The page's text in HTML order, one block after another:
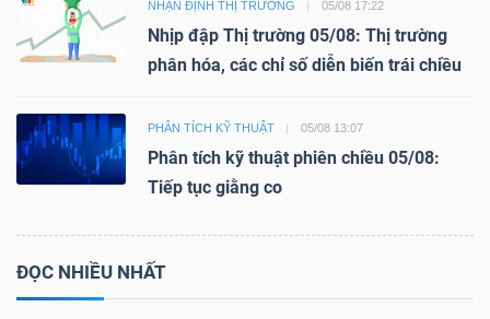
NHẬN ĐỊNH THỊ TRƯỜNG 05/08 17:22
Nhịp đập Thị trường 05/08: Thị trường
phân hóa, các chỉ số diễn biến trái chiều
PHÂN TÍCH KỸ THUẬT 05/08 13:07
Phân tích kỹ thuật phiên chiều 05/08:
Tiếp tục giằng co
ĐỌC NHIỀU NHẤT